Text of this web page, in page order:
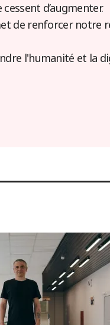
d’augmenter.
de renforcer notre
l'humanité et la